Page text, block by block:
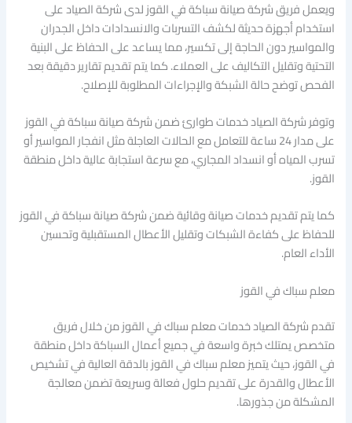
ويعمل فريق شركة صيانة سباكة في القوز لدى شركة الصياد على
استخدام أجهزة حديثة لكشف التسربات والانسدادات داخل الجدران
والمواسير دون الحاجة إلى تكسير، مما يساعد على الحفاظ على البنية
التحتية وتقليل التكاليف على العملاء. كما يتم تقديم تقارير دقيقة بعد
الفحص توضح حالة الشبكة والإجراءات المطلوبة للإصلاح.
وتوفر شركة الصياد خدمات طوارئ ضمن شركة صيانة سباكة في القوز
على مدار 24 ساعة للتعامل مع الحالات العاجلة مثل انفجار المواسير أو
تسرب المياه أو انسداد المجاري، مع سرعة استجابة عالية داخل منطقة
القوز.
كما يتم تقديم خدمات صيانة وقائية ضمن شركة صيانة سباكة في القوز
للحفاظ على كفاءة الشبكات وتقليل الأعطال المستقبلية وتحسين
الأداء العام.
معلم سباك في القوز
تقدم شركة الصياد خدمات معلم سباك في القوز من خلال فريق
متخصص يمتلك خبرة واسعة في جميع أعمال السباكة داخل منطقة
في القوز، حيث يتميز معلم سباك في القوز بالدقة العالية في تشخيص
الأعطال والقدرة على تقديم حلول فعالة وسريعة تضمن معالجة
المشكلة من جذورها.